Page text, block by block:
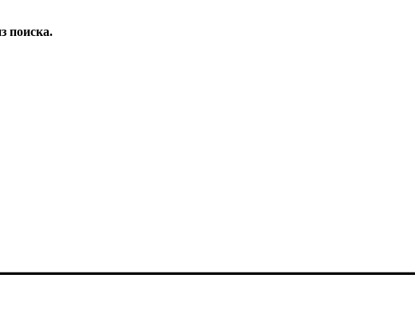
поиска.